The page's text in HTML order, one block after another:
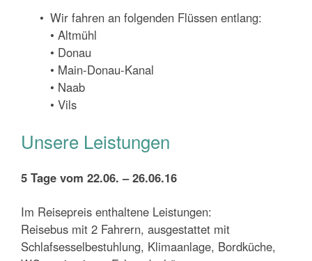
Wir fahren an folgenden Flüssen entlang:
• Altmühl
• Donau
• Main-Donau-Kanal
• Naab
• Vils
Unsere Leistungen
5 Tage vom 22.06. – 26.06.16
Im Reisepreis enthaltene Leistungen:
Reisebus mit 2 Fahrern, ausgestattet mit
Schlafsesselbestuhlung, Klimaanlage, Bordküche,